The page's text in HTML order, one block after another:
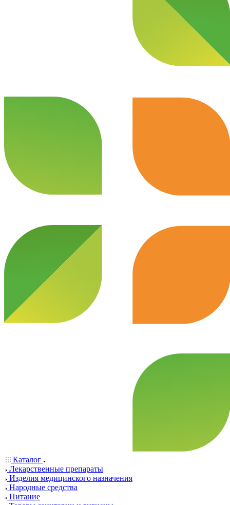
Каталог
Лекарственные препараты
Изделия медицинского назначения
Народные средства
Питание